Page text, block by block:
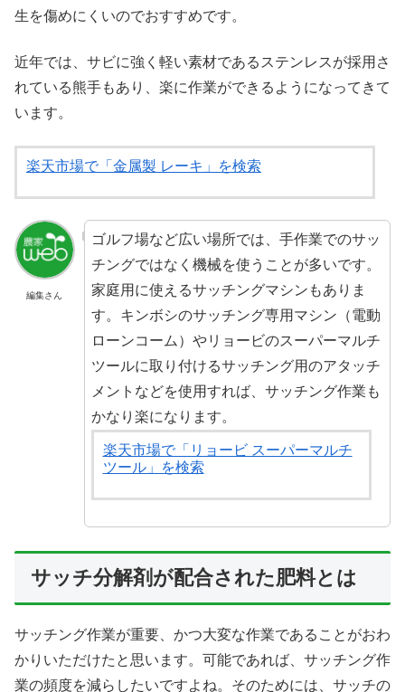
生を傷めにくいのでおすすめです。
近年では、サビに強く軽い素材であるステンレスが採用さ
れている熊手もあり、楽に作業ができるようになってきて
います。
楽天市場で「金属製 レーキ」を検索
編集さん
ゴルフ場など広い場所では、手作業でのサッ
チングではなく機械を使うことが多いです。
家庭用に使えるサッチングマシンもありま
す。キンボシのサッチング専用マシン（電動
ローンコーム）やリョービのスーパーマルチ
ツールに取り付けるサッチング用のアタッチ
メントなどを使用すれば、サッチング作業も
かなり楽になります。
楽天市場で「リョービ スーパーマルチ
ツール」を検索
サッチ分解剤が配合された肥料とは
サッチング作業が重要、かつ大変な作業であることがおわ
かりいただけたと思います。可能であれば、サッチング作
業の頻度を減らしたいですよね。そのためには、サッチの